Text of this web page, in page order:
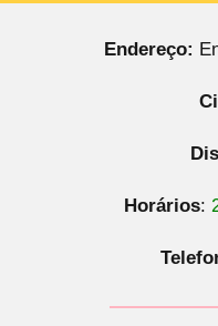
Endereço:
Horários: